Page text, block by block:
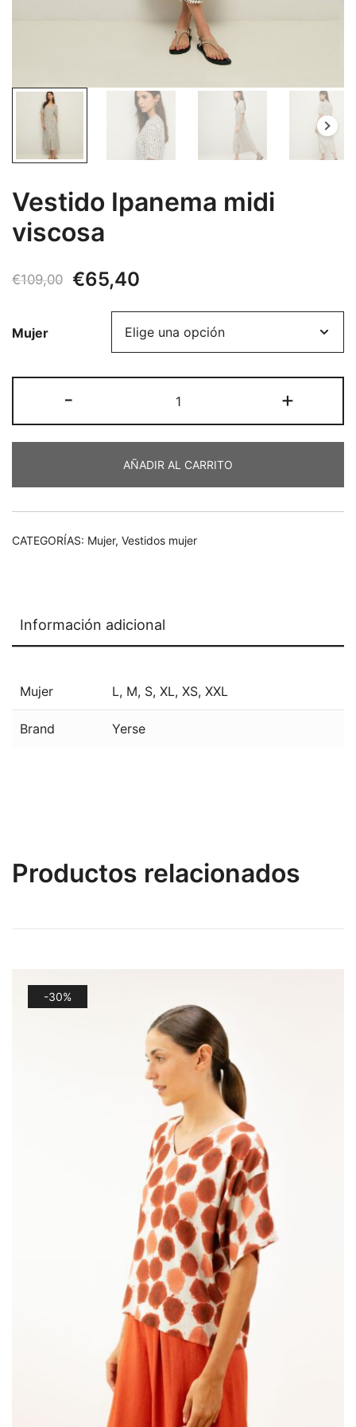
Vestido Ipanema midi
viscosa
€109,00 El
precio
original
era:
€109,00.
€65,40
precio
actual
es:
€65,40.
Mujer
-
Ipanema
midi
cantidad
+
AÑADIR AL CARRITO
CATEGORÍAS: Mujer, Vestidos mujer
Información adicional
Mujer L, M, S, XL, XS, XXL
Brand Yerse
Productos relacionados
-30%